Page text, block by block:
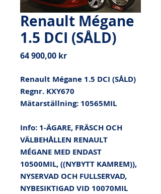
Renault Mégane
1.5 DCI (SÅLD)
64 900,00 krPris
Renault Mégane 1.5 DCI (SÅLD)
Regnr. KXY670
Mätarställning: 10565MIL
Info: 1-ÄGARE, FRÄSCH OCH
VÄLBEHÅLLEN RENAULT
MÉGANE MED ENDAST
10500MIL, ((NYBYTT KAMREM)),
NYSERVAD OCH FULLSERVAD,
NYBESIKTIGAD VID 10070MIL